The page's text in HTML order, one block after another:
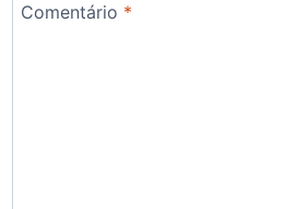
Comentário *